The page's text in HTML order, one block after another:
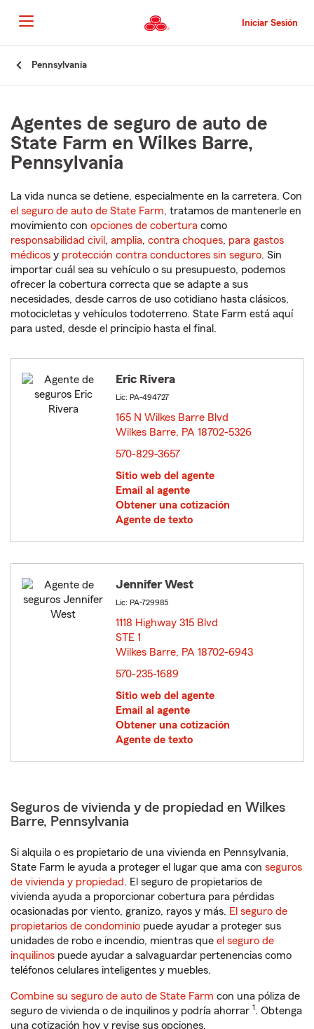
al
contenido
principal
Iniciar Sesión
Pennsylvania
Agentes de seguro de auto de
State Farm en Wilkes Barre,
Pennsylvania
La vida nunca se detiene, especialmente en la carretera. Con
el seguro de auto de State Farm, tratamos de mantenerle en
movimiento con opciones de cobertura como
responsabilidad civil , amplia, contra choques, para gastos
médicos y protección contra conductores sin seguro. Sin
importar cuál sea su vehículo o su presupuesto, podemos
ofrecer la cobertura correcta que se adapte a sus
necesidades, desde carros de uso cotidiano hasta clásicos,
motocicletas y vehículos todoterreno. State Farm está aquí
para usted, desde el principio hasta el final.
Eric Rivera
Lic: PA-494727
165 N Wilkes Barre Blvd
Wilkes Barre, PA 18702-5326
570-829-3657
Sitio web del agente
Email al agente
Obtener una cotización
Agente de texto
Jennifer West
Lic: PA-729985
1118 Highway 315 Blvd
STE 1
Wilkes Barre, PA 18702-6943
570-235-1689
Sitio web del agente
Email al agente
Obtener una cotización
Agente de texto
Seguros de vivienda y de propiedad en Wilkes
Barre, Pennsylvania
Si alquila o es propietario de una vivienda en Pennsylvania,
State Farm le ayuda a proteger el lugar que ama con seguros
de vivienda y propiedad. El seguro de propietarios de
vivienda ayuda a proporcionar cobertura para pérdidas
ocasionadas por viento, granizo, rayos y más. El seguro de
propietarios de condominio puede ayudar a proteger sus
unidades de robo e incendio, mientras que el seguro de
inquilinos puede ayudar a salvaguardar pertenencias como
teléfonos celulares inteligentes y muebles.
Combine su seguro de auto de State Farm con una póliza de
seguro de vivienda o de inquilinos y podría ahorrar 1. Obtenga
una cotización hoy y revise sus opciones.